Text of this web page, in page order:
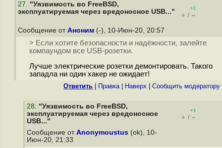
27. "Уязвимость во FreeBSD,
эксплуатируемая через вредоносное USB..."
+1
+ / –
Сообщение от Аноним (-), 10-Июн-20, 20:57
> Если хотите безопасности и надёжности, залейте
компаундом все USB-розетки.
Лучше электрические розетки демонтировать. Такого
западла ни один хакер не ожидает!
Ответить Правка| Наверх Cообщить модератору
28. "Уязвимость во FreeBSD,
эксплуатируемая через вредоносное
USB..."
+1
+ / –
Сообщение от Anonymoustus (ok), 10-
Июн-20, 21:33